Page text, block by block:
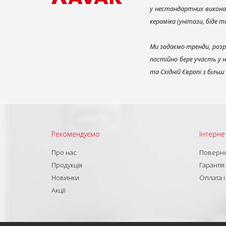
у нестандартних
кераміка (унітази, біде
Ми задаємо тренди,
постійно бере участь у
та Східній Європі з
Рекомендуємо
Про нас
Продукція
Новинки
Акції
Оплата